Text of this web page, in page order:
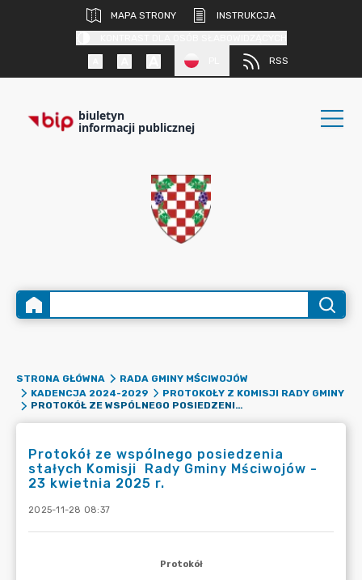
MAPA STRONY
INSTRUKCJA
RSS
biuletyn
informacji publicznej
STRONA GŁÓWNA
RADA GMINY MŚCIWOJÓW
KADENCJA 2024-2029
PROTOKOŁY Z KOMISJI RADY GMINY
PROTOKÓŁ ZE WSPÓLNEGO POSIEDZENIA STAŁYCH KOMISJI RADY GMINY MŚCIWOJÓW - 23 KWIETNIA 2025 R.
Protokół ze wspólnego posiedzenia
stałych Komisji Rady Gminy Mściwojów -
23 kwietnia 2025 r.
2025-11-28 08:37